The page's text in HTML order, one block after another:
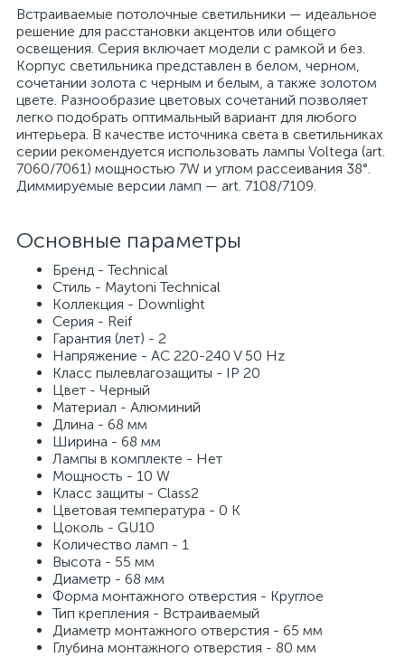
Встраиваемые потолочные светильники — идеальное
решение для расстановки акцентов или общего
освещения. Серия включает модели с рамкой и без.
Корпус светильника представлен в белом, черном,
сочетании золота с черным и белым, а также золотом
цвете. Разнообразие цветовых сочетаний позволяет
легко подобрать оптимальный вариант для любого
интерьера. В качестве источника света в светильниках
серии рекомендуется использовать лампы Voltega (art.
7060/7061) мощностью 7W и углом рассеивания 38°.
Диммируемые версии ламп — art. 7108/7109.
Основные параметры
Бренд - Technical
Стиль - Maytoni Technical
Коллекция - Downlight
Серия - Reif
Гарантия (лет) - 2
Напряжение - AC 220-240 V 50 Hz
Класс пылевлагозащиты - IP 20
Цвет - Черный
Материал - Алюминий
Длина - 68 мм
Ширина - 68 мм
Лампы в комплекте - Нет
Мощность - 10 W
Класс защиты - Class2
Цветовая температура - 0 K
Цоколь - GU10
Количество ламп - 1
Высота - 55 мм
Диаметр - 68 мм
Форма монтажного отверстия - Круглое
Тип крепления - Встраиваемый
Диаметр монтажного отверстия - 65 мм
Глубина монтажного отверстия - 80 мм